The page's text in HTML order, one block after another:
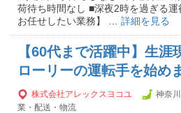
荷待ち時間なし ■深夜2時を過ぎる
お任せしたい業務】 … 詳細を見る
【60代まで活躍中】生涯
ローリーの運転手を始め
株式会社アレックスヨコユ 神奈
業・配送・物流